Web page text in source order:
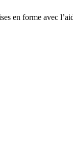
en forme avec